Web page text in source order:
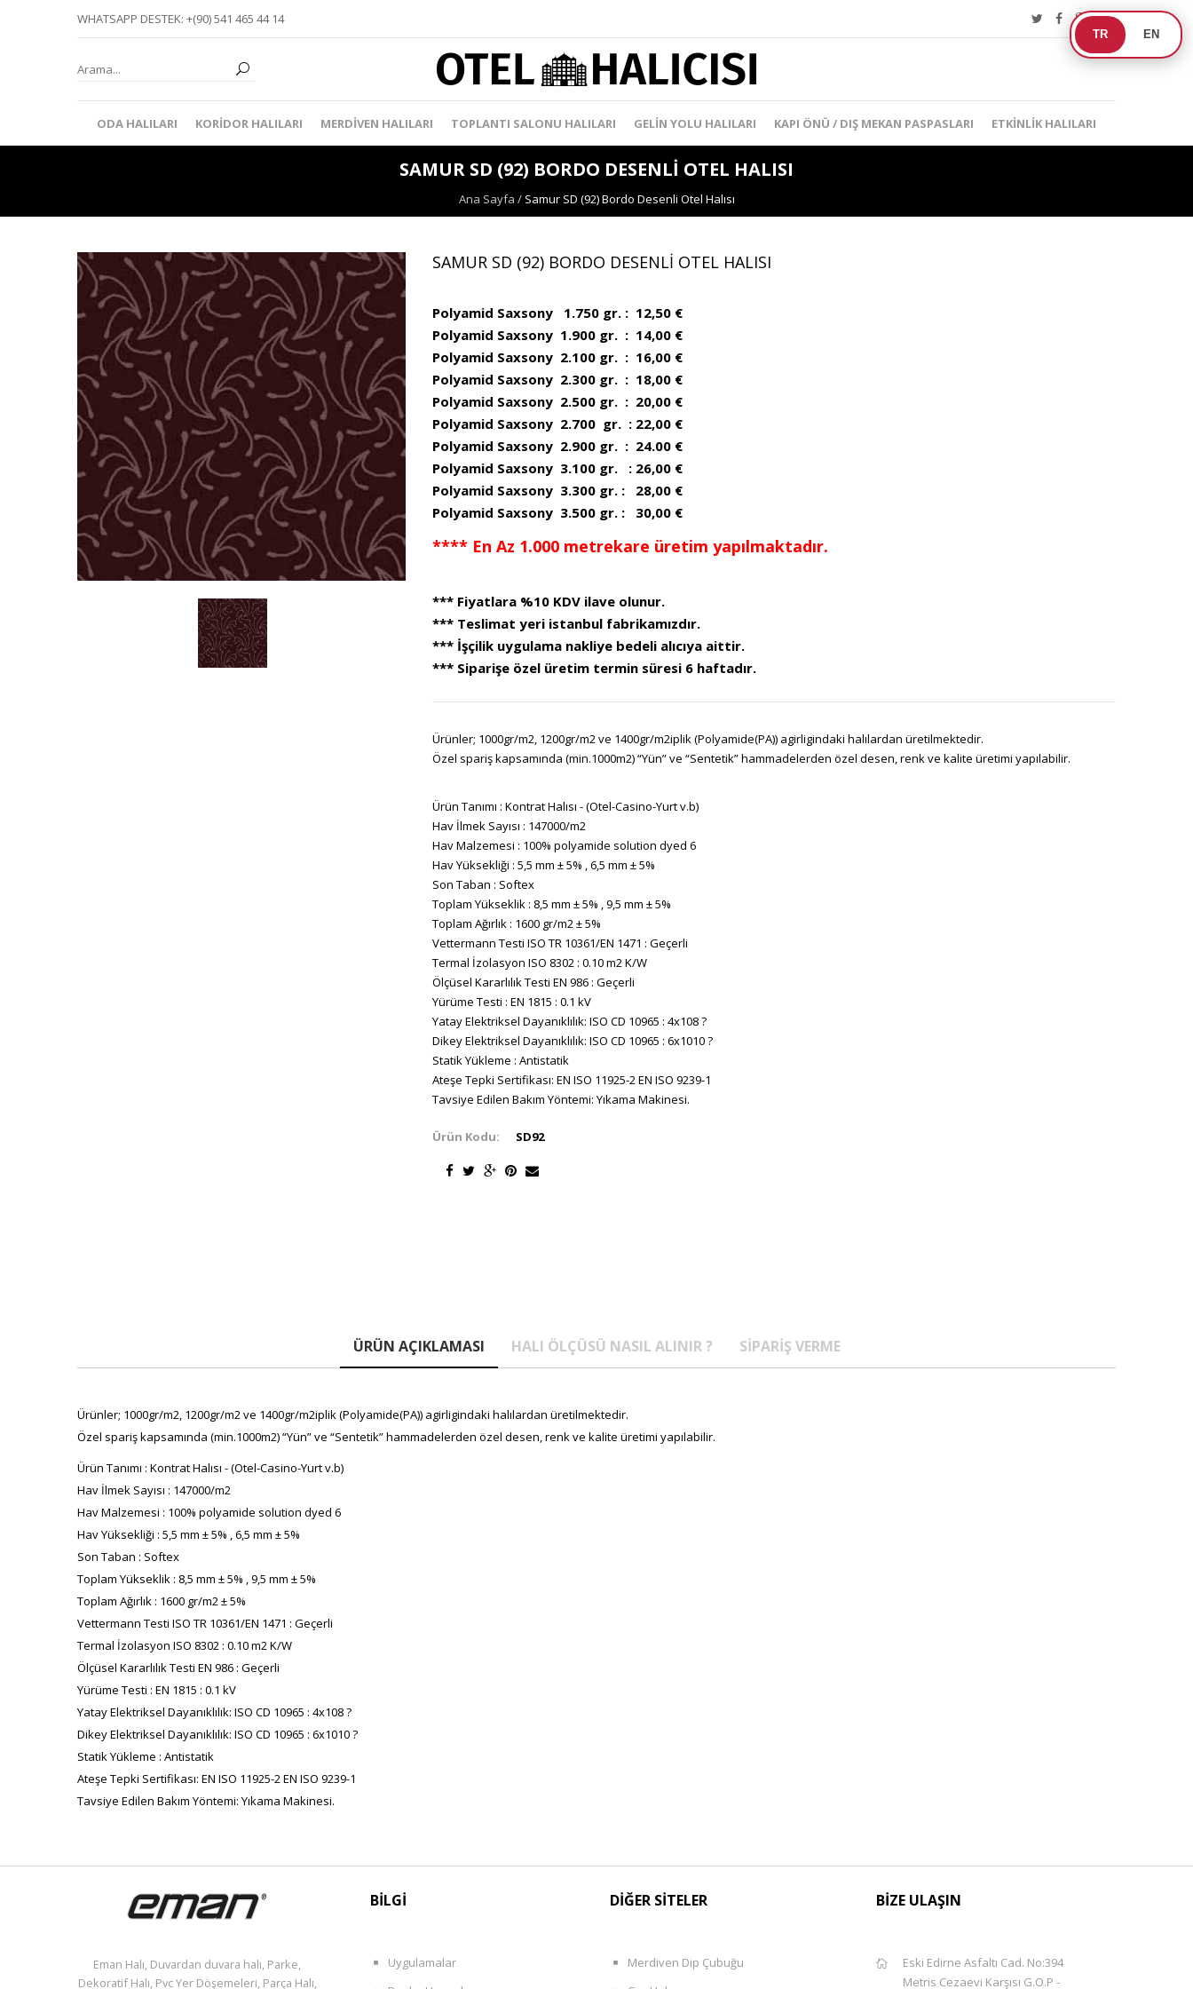
TR EN
WHATSAPP DESTEK: +(90) 541 465 44 14
ODA HALILARI KORIDOR HALILARI MERDIVEN HALILARI TOPLANTI SALONU HALILARI GELIN YOLU HALILARI KAPI ÖNÜ / DIŞ MEKAN PASPASLARI ETKINLIK HALILARI
SAMUR SD (92) BORDO DESENLI OTEL HALISI
Ana Sayfa / Samur SD (92) Bordo Desenli Otel Halısı
SAMUR SD (92) BORDO DESENLI OTEL HALISI
Polyamid Saxsony 1.750 gr. : 12,50 €
Polyamid Saxsony 1.900 gr. : 14,00 €
Polyamid Saxsony 2.100 gr. : 16,00 €
Polyamid Saxsony 2.300 gr. : 18,00 €
Polyamid Saxsony 2.500 gr. : 20,00 €
Polyamid Saxsony 2.700 gr. : 22,00 €
Polyamid Saxsony 2.900 gr. : 24.00 €
Polyamid Saxsony 3.100 gr. : 26,00 €
Polyamid Saxsony 3.300 gr. : 28,00 €
Polyamid Saxsony 3.500 gr. : 30,00 €
**** En Az 1.000 metrekare üretim yapılmaktadır.
*** Fiyatlara %10 KDV ilave olunur.
*** Teslimat yeri istanbul fabrikamızdır.
*** İşçilik uygulama nakliye bedeli alıcıya aittir.
*** Siparişe özel üretim termin süresi 6 haftadır.
Ürünler; 1000gr/m2, 1200gr/m2 ve 1400gr/m2iplik (Polyamide(PA)) agirligindaki halılardan üretilmektedir.
Özel spariş kapsamında (min.1000m2) “Yün” ve “Sentetik” hammadelerden özel desen, renk ve kalite üretimi yapılabilir.
Ürün Tanımı : Kontrat Halısı - (Otel-Casino-Yurt v.b)
Hav İlmek Sayısı : 147000/m2
Hav Malzemesi : 100% polyamide solution dyed 6
Hav Yüksekliği : 5,5 mm ± 5% , 6,5 mm ± 5%
Son Taban : Softex
Toplam Yükseklik : 8,5 mm ± 5% , 9,5 mm ± 5%
Toplam Ağırlık : 1600 gr/m2 ± 5%
Vettermann Testi ISO TR 10361/EN 1471 : Geçerli
Termal İzolasyon ISO 8302 : 0.10 m2 K/W
Ölçüsel Kararlılık Testi EN 986 : Geçerli
Yürüme Testi : EN 1815 : 0.1 kV
Yatay Elektriksel Dayanıklılık: ISO CD 10965 : 4x108 ?
Dikey Elektriksel Dayanıklılık: ISO CD 10965 : 6x1010 ?
Statik Yükleme : Antistatik
Ateşe Tepki Sertifikası: EN ISO 11925-2 EN ISO 9239-1
Tavsiye Edilen Bakım Yöntemi: Yıkama Makinesi.
Ürün Kodu: SD92
ÜRÜN AÇIKLAMASI HALI ÖLÇÜSÜ NASIL ALINIR ? SIPARIŞ VERME
Ürünler; 1000gr/m2, 1200gr/m2 ve 1400gr/m2iplik (Polyamide(PA)) agirligindaki halılardan üretilmektedir.
Özel spariş kapsamında (min.1000m2) “Yün” ve “Sentetik” hammadelerden özel desen, renk ve kalite üretimi yapılabilir.
Ürün Tanımı : Kontrat Halısı - (Otel-Casino-Yurt v.b)
Hav İlmek Sayısı : 147000/m2
Hav Malzemesi : 100% polyamide solution dyed 6
Hav Yüksekliği : 5,5 mm ± 5% , 6,5 mm ± 5%
Son Taban : Softex
Toplam Yükseklik : 8,5 mm ± 5% , 9,5 mm ± 5%
Toplam Ağırlık : 1600 gr/m2 ± 5%
Vettermann Testi ISO TR 10361/EN 1471 : Geçerli
Termal İzolasyon ISO 8302 : 0.10 m2 K/W
Ölçüsel Kararlılık Testi EN 986 : Geçerli
Yürüme Testi : EN 1815 : 0.1 kV
Yatay Elektriksel Dayanıklılık: ISO CD 10965 : 4x108 ?
Dikey Elektriksel Dayanıklılık: ISO CD 10965 : 6x1010 ?
Statik Yükleme : Antistatik
Ateşe Tepki Sertifikası: EN ISO 11925-2 EN ISO 9239-1
Tavsiye Edilen Bakım Yöntemi: Yıkama Makinesi.
Eman Halı, Duvardan duvara halı, Parke,
Dekoratif Halı, Pvc Yer Döşemeleri, Parça Halı,
BİLGİ
Uygulamalar
DİĞER SİTELER
Merdiven Dip Çubuğu
BİZE ULAŞIN
Eski Edirne Asfaltı Cad. No:394
Metris Cezaevi Karşısı G.O.P -